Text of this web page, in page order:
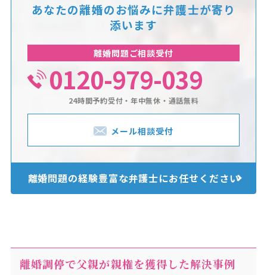
あなたの離婚のお悩みに弁護士が寄り
添います
離婚問題ご相談受付
0120-979-039
24時間予約受付・年中無休・通話無料
メール相談受付
離婚問題の経験豊富な弁護士にお任せください
離婚調停で父親が親権を獲得した解決事例